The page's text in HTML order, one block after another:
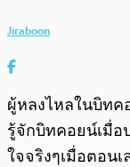
Jiraboon
ผู้หลงไหลในบิทค
รู้จักบิทคอยน์เมื่อ
ใจจริงๆเมื่อตอน